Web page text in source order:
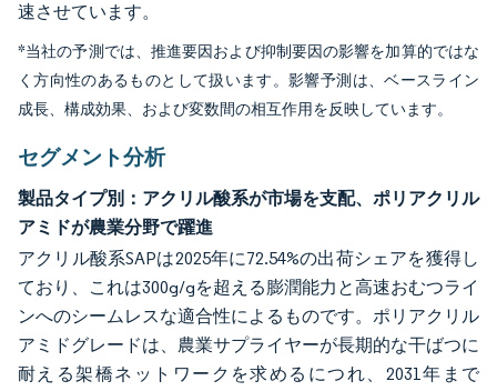
速させています。
*当社の予測では、推進要因および抑制要因の影響を加算的ではな
く方向性のあるものとして扱います。影響予測は、ベースライン
成長、構成効果、および変数間の相互作用を反映しています。
セグメント分析
製品タイプ別：アクリル酸系が市場を支配、ポリアクリル
アミドが農業分野で躍進
アクリル酸系SAPは2025年に72.54%の出荷シェアを獲得し
ており、これは300g/gを超える膨潤能力と高速おむつライ
ンへのシームレスな適合性によるものです。ポリアクリル
アミドグレードは、農業サプライヤーが長期的な干ばつに
耐える架橋ネットワークを求めるにつれ、2031年まで